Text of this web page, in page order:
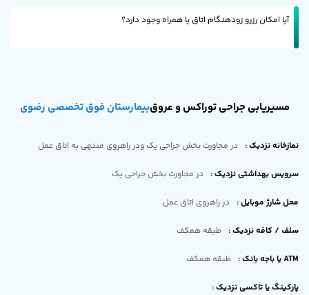
آیا امکان رزرو زودهنگام اتاق یا همراه وجود دارد؟
مسیریابی جراحی توراکس و عروقبیمارستان فوق تخصصی رضوی
نمازخانه نزدیک: در مجاورت بخش جراحی یک ودر راهروی منتهی به اتاق عمل
سرویس بهداشتی نزدیک: در مجاورت بخش جراحی یک
محل شارژ موبایل: در راهروی اتاق عمل
سلف / کافه نزدیک: طبقه همکف
ATM یا باجه بانک : طبقه همکف
پارکینگ یا تاکسی نزدیک: